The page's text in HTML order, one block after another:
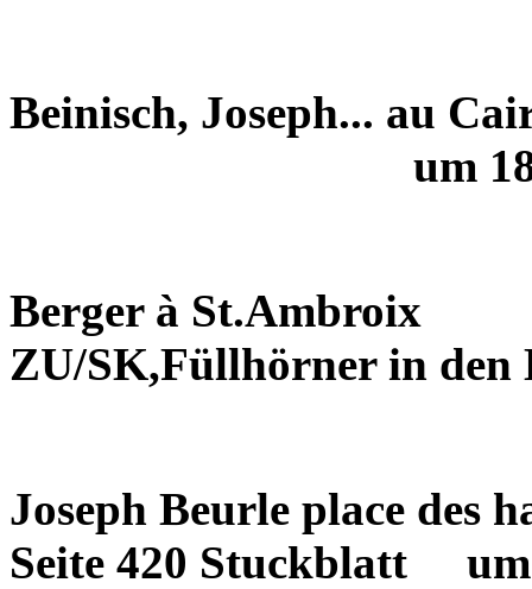
Beinisch, Joseph... au
um
Berger à St.Ambroix
ZU/SK,Füllhörner in den
Joseph Beurle place des
Seite 420 Stuckblatt